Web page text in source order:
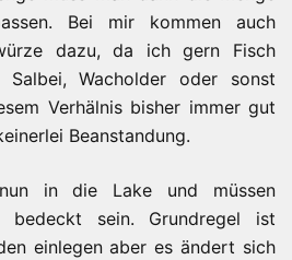
Bei mir kommen auch
dazu, da ich gern Fisch
Wacholder oder sonst
Verhälnis bisher immer gut
Beanstandung.
in die Lake und müssen
sein. Grundregel ist
einlegen aber es ändert sich